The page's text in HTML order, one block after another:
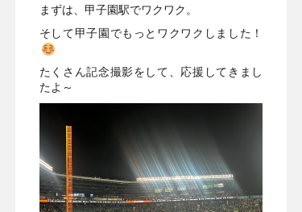
まずは、甲子園駅でワクワク。
そして甲子園でもっとワクワクしました！
たくさん記念撮影をして、応援してきまし
たよ～